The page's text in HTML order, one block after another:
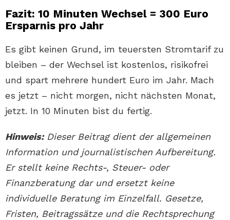
Fazit: 10 Minuten Wechsel = 300 Euro
Ersparnis pro Jahr
Es gibt keinen Grund, im teuersten Stromtarif zu
bleiben – der Wechsel ist kostenlos, risikofrei
und spart mehrere hundert Euro im Jahr. Mach
es jetzt – nicht morgen, nicht nächsten Monat,
jetzt. In 10 Minuten bist du fertig.
Hinweis:Dieser Beitrag dient der allgemeinen
Information und journalistischen Aufbereitung.
Er stellt keine Rechts-, Steuer- oder
Finanzberatung dar und ersetzt keine
individuelle Beratung im Einzelfall. Gesetze,
Fristen, Beitragssätze und die Rechtsprechung